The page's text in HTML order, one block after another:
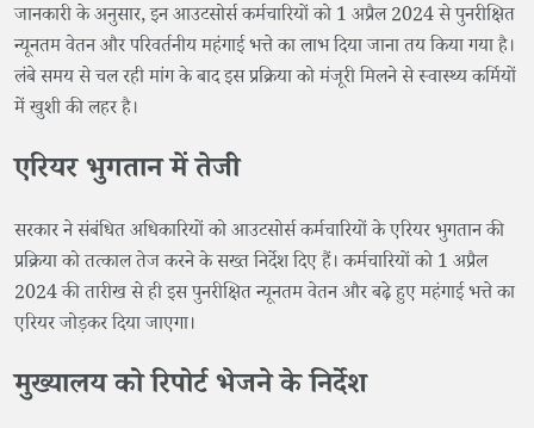
जानकारी के अनुसार, इन आउटसोर्स कर्मचारियों को 1 अप्रैल 2024 से पुनरीक्षित
न्यूनतम वेतन और परिवर्तनीय महंगाई भत्ते का लाभ दिया जाना तय किया गया है।
लंबे समय से चल रही मांग के बाद इस प्रक्रिया को मंजूरी मिलने से स्वास्थ्य कर्मियों
में खुशी की लहर है।
​​एरियर भुगतान में तेजी
सरकार ने संबंधित अधिकारियों को आउटसोर्स कर्मचारियों के एरियर भुगतान की
प्रक्रिया को तत्काल तेज करने के सख्त निर्देश दिए हैं। कर्मचारियों को 1 अप्रैल
2024 की तारीख से ही इस पुनरीक्षित न्यूनतम वेतन और बढ़े हुए महंगाई भत्ते का
एरियर जोड़कर दिया जाएगा।
मुख्यालय को रिपोर्ट भेजने के निर्देश